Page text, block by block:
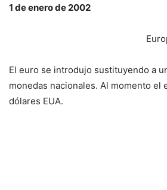
1 de enero de 2002
El euro se introdujo sustituyendo a
monedas nacionales. Al momento el
dólares EUA.